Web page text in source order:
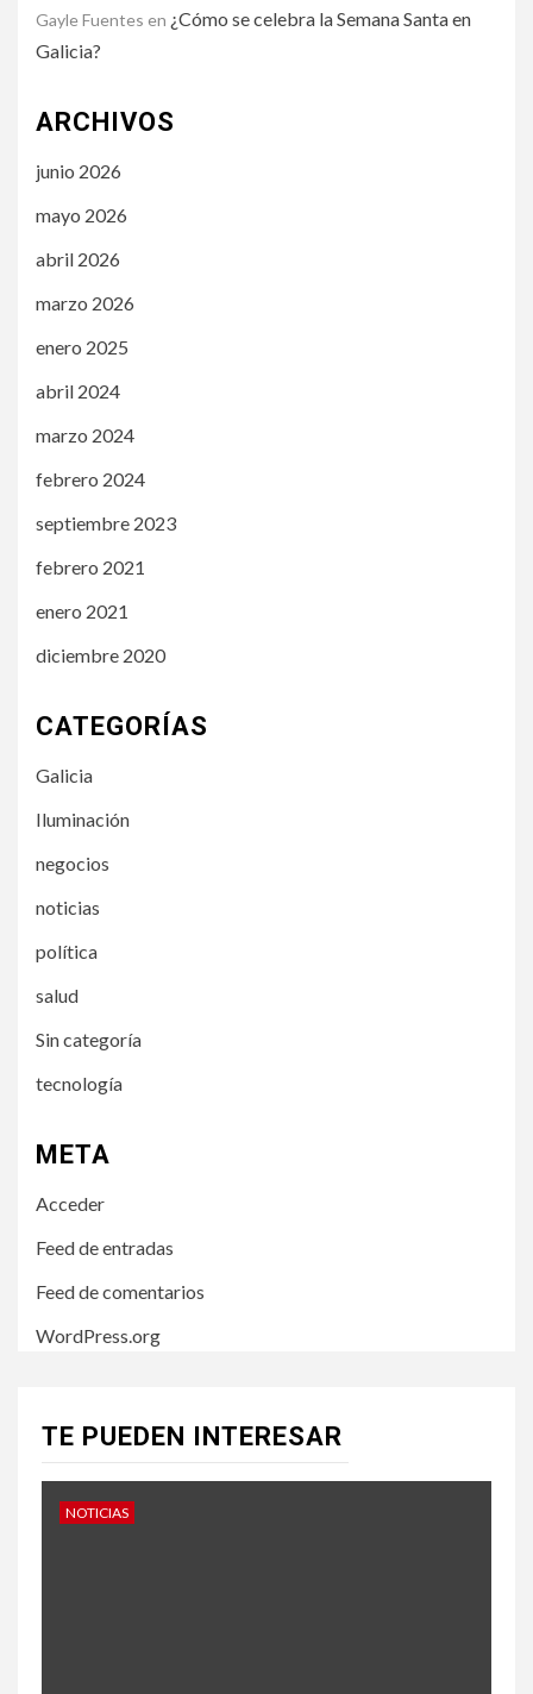
Gayle Fuentes en ¿Cómo se celebra la Semana Santa en
Galicia?
ARCHIVOS
junio 2026
mayo 2026
abril 2026
marzo 2026
enero 2025
abril 2024
marzo 2024
febrero 2024
septiembre 2023
febrero 2021
enero 2021
diciembre 2020
CATEGORÍAS
Galicia
Iluminación
negocios
noticias
política
salud
Sin categoría
tecnología
META
Acceder
Feed de entradas
Feed de comentarios
WordPress.org
TE PUEDEN INTERESAR
NOTICIAS